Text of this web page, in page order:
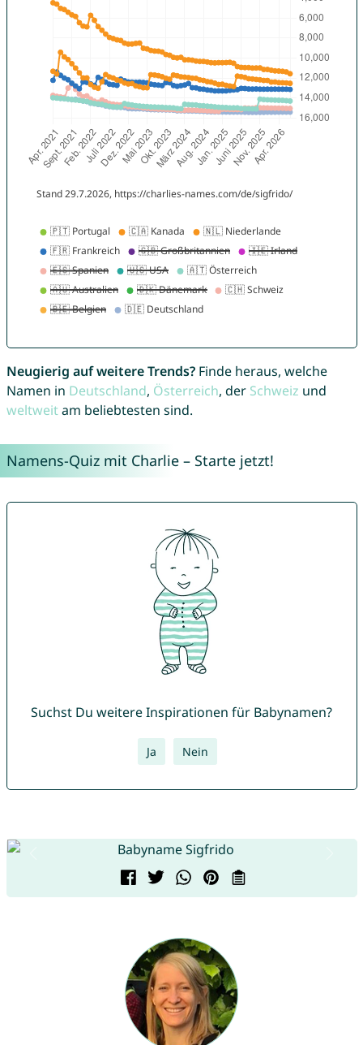
Neugierig auf weitere Trends?Finde heraus, welche
Namen in Deutschland, Österreich, der Schweiz und
weltweitam beliebtesten sind.
Namens-Quiz mit Charlie – Starte jetzt!
Suchst Du weitere Inspirationen für Babynamen?
Ja Nein